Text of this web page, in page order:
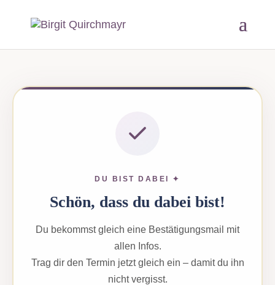
DU BIST DABEI ✦
Schön, dass du dabei bist!
Du bekommst gleich eine Bestätigungsmail mit
allen Infos.
Trag dir den Termin jetzt gleich ein – damit du ihn
nicht vergisst.